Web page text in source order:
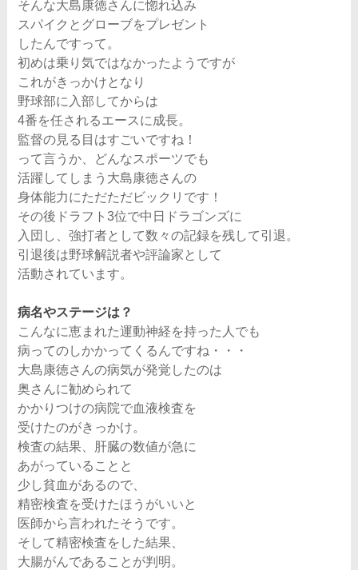
そんな大島康徳さんに惚れ込み
スパイクとグローブをプレゼント
したんですって。
初めは乗り気ではなかったようですが
これがきっかけとなり
野球部に入部してからは
4番を任されるエースに成長。
監督の見る目はすごいですね！
って言うか、どんなスポーツでも
活躍してしまう大島康徳さんの
身体能力にただただビックリです！
その後ドラフト3位で中日ドラゴンズに
入団し、強打者として数々の記録を残して引退。
引退後は野球解説者や評論家として
活動されています。
病名やステージは？
こんなに恵まれた運動神経を持った人でも
病ってのしかかってくるんですね・・・
大島康徳さんの病気が発覚したのは
奥さんに勧められて
かかりつけの病院で血液検査を
受けたのがきっかけ。
検査の結果、肝臓の数値が急に
あがっていることと
少し貧血があるので、
精密検査を受けたほうがいいと
医師から言われたそうです。
そして精密検査をした結果、
大腸がんであることが判明。